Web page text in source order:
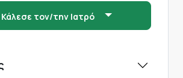
Κάλεσε τον/την Ιατρό